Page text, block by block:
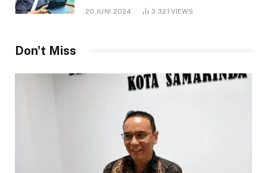
1.000 Hektare
20 JUNI 2024 3,321VIEWS
Don't Miss